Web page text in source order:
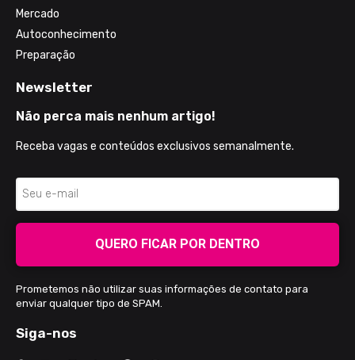
Mercado
Autoconhecimento
Preparação
Newsletter
Não perca mais nenhum artigo!
Receba vagas e conteúdos exclusivos semanalmente.
QUERO FICAR POR DENTRO
Prometemos não utilizar suas informações de contato para
enviar qualquer tipo de SPAM.
Siga-nos